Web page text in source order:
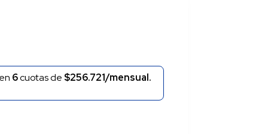
6cuotas de $256.721/mensual.